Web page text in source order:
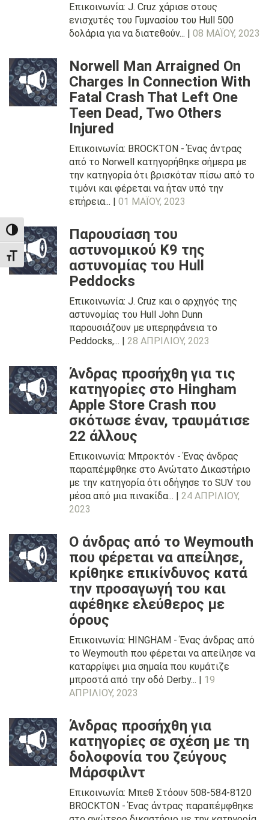
TOGGLE HIGH CONTRAST
TOGGLE FONT SIZE
Επικοινωνία: J. Cruz χάρισε στους
ενισχυτές του Γυμνασίου του Hull 500
δολάρια για να διατεθούν... | 08 ΜΑΪ́ΟΥ, 2023
Norwell Man Arraigned On
Charges In Connection With
Fatal Crash That Left One
Teen Dead, Two Others
Injured
Επικοινωνία: BROCKTON - Ένας άντρας
από το Norwell κατηγορήθηκε σήμερα με
την κατηγορία ότι βρισκόταν πίσω από το
τιμόνι και φέρεται να ήταν υπό την
επήρεια... | 01 ΜΑΪ́ΟΥ, 2023
Παρουσίαση του
αστυνομικού K9 της
αστυνομίας του Hull
Peddocks
Επικοινωνία: J. Cruz και ο αρχηγός της
αστυνομίας του Hull John Dunn
παρουσιάζουν με υπερηφάνεια το
Peddocks,... | 28 ΑΠΡΙΛΊΟΥ, 2023
Άνδρας προσήχθη για τις
κατηγορίες στο Hingham
Apple Store Crash που
σκότωσε έναν, τραυμάτισε
22 άλλους
Επικοινωνία: Μπροκτόν - Ένας άνδρας
παραπέμφθηκε στο Ανώτατο Δικαστήριο
με την κατηγορία ότι οδήγησε το SUV του
μέσα από μια πινακίδα... | 24 ΑΠΡΙΛΊΟΥ,
2023
Ο άνδρας από το Weymouth
που φέρεται να απείλησε,
κρίθηκε επικίνδυνος κατά
την προσαγωγή του και
αφέθηκε ελεύθερος με
όρους
Επικοινωνία: HINGHAM - Ένας άνδρας από
το Weymouth που φέρεται να απείλησε να
καταρρίψει μια σημαία που κυμάτιζε
μπροστά από την οδό Derby... | 19
ΑΠΡΙΛΊΟΥ, 2023
Άνδρας προσήχθη για
κατηγορίες σε σχέση με τη
δολοφονία του ζεύγους
Μάρσφιλντ
Επικοινωνία: Μπεθ Στόουν 508-584-8120
BROCKTON - Ένας άντρας παραπέμφθηκε